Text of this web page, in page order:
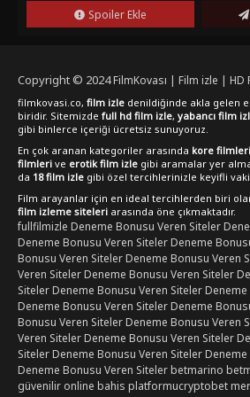
Spoiler Ekle
Copyright © 2024FilmKovası | Film izle | HD
filmkovasi.co, film izle denildiğinde akla gelen
biridir. Sitemizde full hd film izle, yabancı film
gibi binlerce içeriği ücretsiz sunuyoruz.
En çok aranan kategoriler arasında kore filmleri
filmleri ve erotik film izle gibi aramalar yer
da 18 film izle gibi özel tercihlerinizle keyifli
Film arayanlar için en ideal tercihlerden biri
film izleme siteleri arasında öne çıkmaktadır.
fullfilmizle Deneme Bonusu Veren Siteler
Deneme Bonusu Veren SitelerDeneme
Bonusu Veren SitelerDeneme Bonusu Veren
Veren SitelerDeneme Bonusu Veren Siteler
SitelerDeneme Bonusu Veren Siteler
Deneme Bonusu Veren SitelerDeneme
Bonusu Veren SitelerDeneme Bonusu Veren
Veren SitelerDeneme Bonusu Veren Siteler
SitelerDeneme Bonusu Veren Siteler
Deneme Bonusu Veren Sitelerbetmarino
güvenilir online bahis platformucryptobet